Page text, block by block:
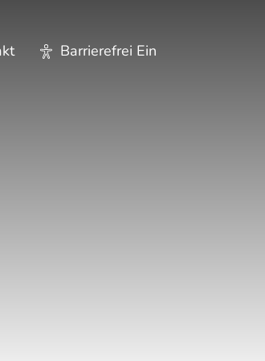
Barrierefrei Ein